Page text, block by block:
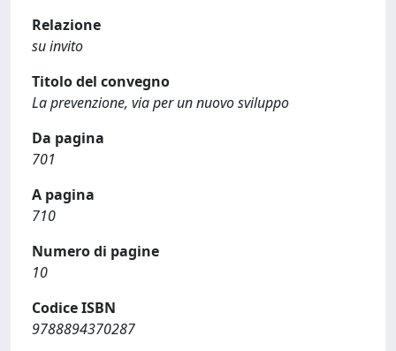
Relazione
su invito
Titolo del convegno
La prevenzione, via per un nuovo sviluppo
Da pagina
701
A pagina
710
Numero di pagine
10
Codice ISBN
9788894370287